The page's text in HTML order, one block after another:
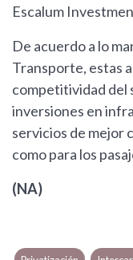
Escalum
De acuerdo a lo
Transporte, estas
competitividad del
inversiones en
servicios de mejor
como para los
(NA)